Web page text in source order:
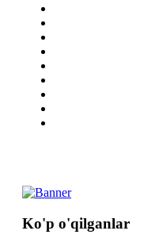
Ko'p o'qilganlar